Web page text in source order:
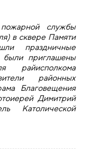
службы
в сквере Памяти
праздничные
приглашены
райисполкома
районных
Благовещения
Димитрий
Католической